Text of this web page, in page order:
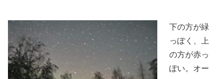
下の方が緑
っぽく、上
の方が赤っ
ぽい。オー